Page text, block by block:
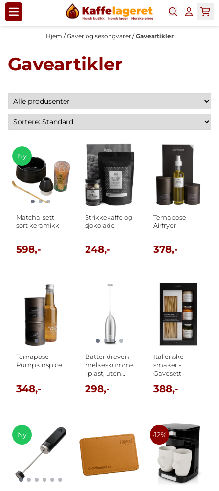
Hopp til innhold
Hjem /Gaver og sesongvarer /Gaveartikler
Gaveartikler
Ny
Matcha-sett
sort keramikk
598,-
Strikkekaffe og
sjokolade
248,-
Temapose
Airfryer
378,-
Temapose
Pumpkinspice
348,-
Batteridreven
melkeskummer
i plast, uten
298,-
Italienske
smaker -
Gavesett
388,-
Ny -12%